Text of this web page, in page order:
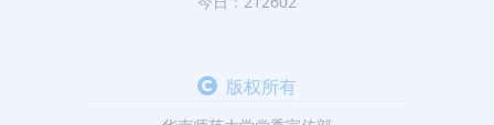
版权所有